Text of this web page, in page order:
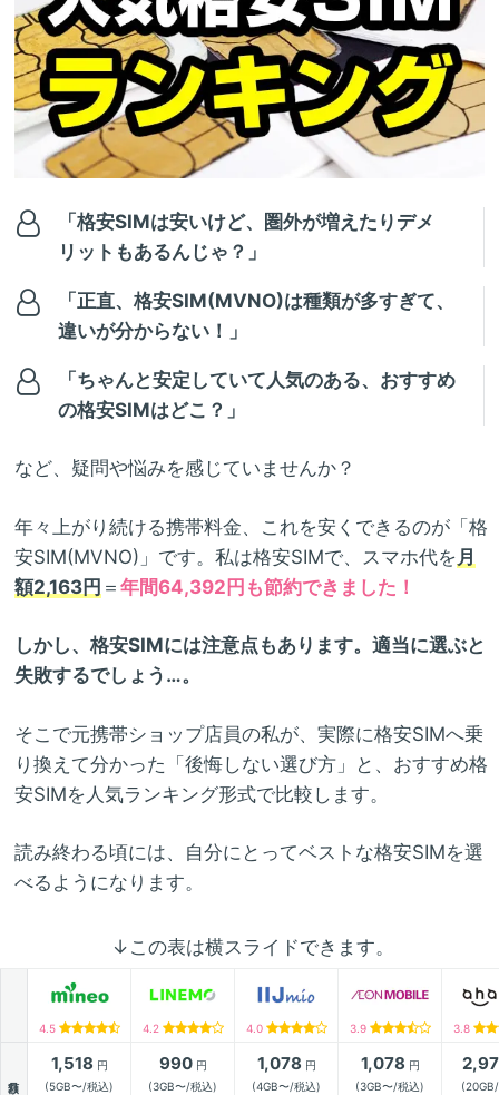
「格安SIMは安いけど、圏外が増えたりデメ
リットもあるんじゃ？」
「正直、格安SIM(MVNO)は種類が多すぎて、
違いが分からない！」
「ちゃんと安定していて人気のある、おすすめ
の格安SIMはどこ？」
など、疑問や悩みを感じていませんか？
年々上がり続ける携帯料金、これを安くできるのが「格
安SIM(MVNO)」です。私は格安SIMで、スマホ代を 月
額2,163円 ＝ 年間64,392円も節約できました！
しかし、格安SIMには注意点もあります。適当に選ぶと
失敗するでしょう…。
そこで元携帯ショップ店員の私が、実際に格安SIMへ乗
り換えて分かった「後悔しない選び方」と、おすすめ格
安SIMを人気ランキング形式で比較します。
読み終わる頃には、自分にとってベストな格安SIMを選
べるようになります。
↓この表は横スライドできます。
4.5 4.2 4.0 3.9 3.8
1,518 円
(5GB〜/税込)
990円
(3GB〜/税込)
1,078 円
(4GB〜/税込)
1,078 円
(3GB〜/税込)